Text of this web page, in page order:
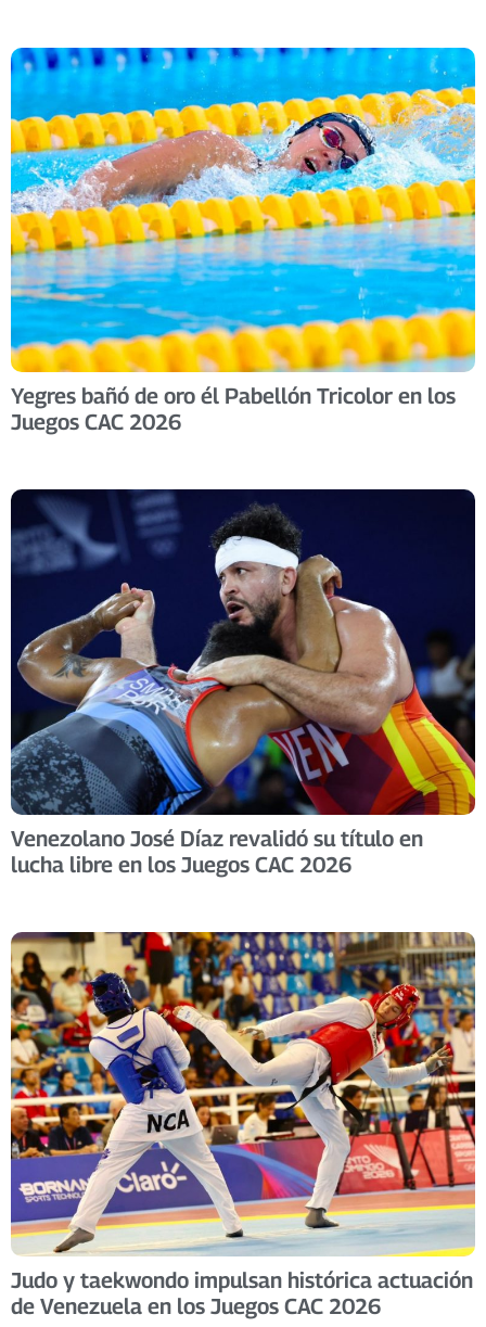
Yegres bañó de oro él Pabellón Tricolor en los
Juegos CAC 2026
Venezolano José Díaz revalidó su título en
lucha libre en los Juegos CAC 2026
​Judo y taekwondo impulsan histórica actuación
de Venezuela en los Juegos CAC 2026